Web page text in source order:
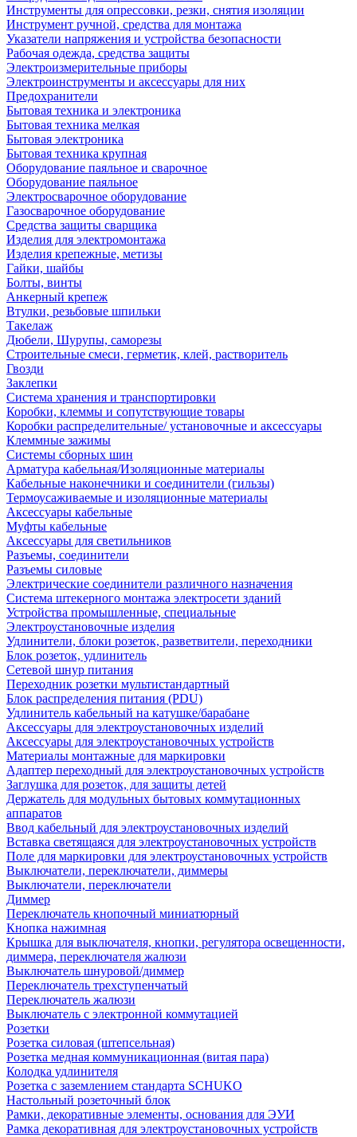
Инструменты для опрессовки, резки, снятия изоляции
Инструмент ручной, средства для монтажа
Указатели напряжения и устройства безопасности
Рабочая одежда, средства защиты
Электроизмерительные приборы
Электроинструменты и аксессуары для них
Предохранители
Бытовая техника и электроника
Бытовая техника мелкая
Бытовая электроника
Бытовая техника крупная
Оборудование паяльное и сварочное
Оборудование паяльное
Электросварочное оборудование
Газосварочное оборудование
Средства защиты сварщика
Изделия для электромонтажа
Изделия крепежные, метизы
Гайки, шайбы
Болты, винты
Анкерный крепеж
Втулки, резьбовые шпильки
Такелаж
Дюбели, Шурупы, саморезы
Строительные смеси, герметик, клей, растворитель
Гвозди
Заклепки
Система хранения и транспортировки
Коробки, клеммы и сопутствующие товары
Коробки распределительные/ установочные и аксессуары
Клеммные зажимы
Системы сборных шин
Арматура кабельная/Изоляционные материалы
Кабельные наконечники и соединители (гильзы)
Термоусаживаемые и изоляционные материалы
Аксессуары кабельные
Муфты кабельные
Аксессуары для светильников
Разъемы, соединители
Разъемы силовые
Электрические соединители различного назначения
Система штекерного монтажа электросети зданий
Устройства промышленные, специальные
Электроустановочные изделия
Удлинители, блоки розеток, разветвители, переходники
Блок розеток, удлинитель
Сетевой шнур питания
Переходник розетки мультистандартный
Блок распределения питания (PDU)
Удлинитель кабельный на катушке/барабане
Аксессуары для электроустановочных изделий
Аксессуары для электроустановочных устройств
Материалы монтажные для маркировки
Адаптер переходный для электроустановочных устройств
Заглушка для розеток, для защиты детей
Держатель для модульных бытовых коммутационных
аппаратов
Ввод кабельный для электроустановочных изделий
Вставка светящаяся для электроустановочных устройств
Поле для маркировки для электроустановочных устройств
Выключатели, переключатели, диммеры
Выключатели, переключатели
Диммер
Переключатель кнопочный миниатюрный
Кнопка нажимная
Крышка для выключателя, кнопки, регулятора освещенности,
диммера, переключателя жалюзи
Выключатель шнуровой/диммер
Переключатель трехступенчатый
Переключатель жалюзи
Выключатель с электронной коммутацией
Розетки
Розетка силовая (штепсельная)
Розетка медная коммуникационная (витая пара)
Колодка удлинителя
Розетка с заземлением стандарта SCHUKO
Настольный розеточный блок
Рамки, декоративные элементы, основания для ЭУИ
Рамка декоративная для электроустановочных устройств